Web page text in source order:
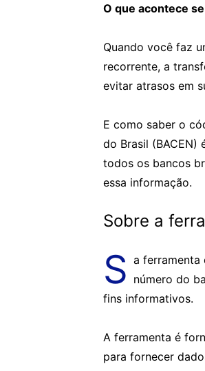
O que acontece
Quando você faz
recorrente, a
evitar atrasos em
E como saber o
do Brasil
todos os bancos
essa informação.
Sobre a
S a
número do
fins informativos.
A ferramenta é
para fornecer